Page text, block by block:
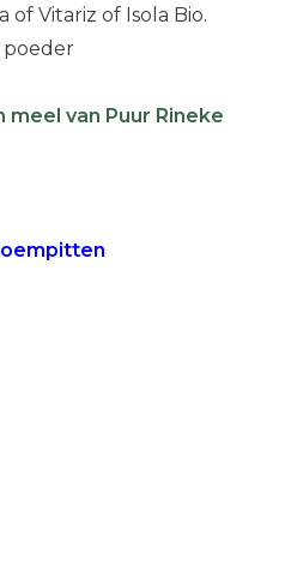
of Vitariz of Isola Bio.
poeder
van Puur Rineke